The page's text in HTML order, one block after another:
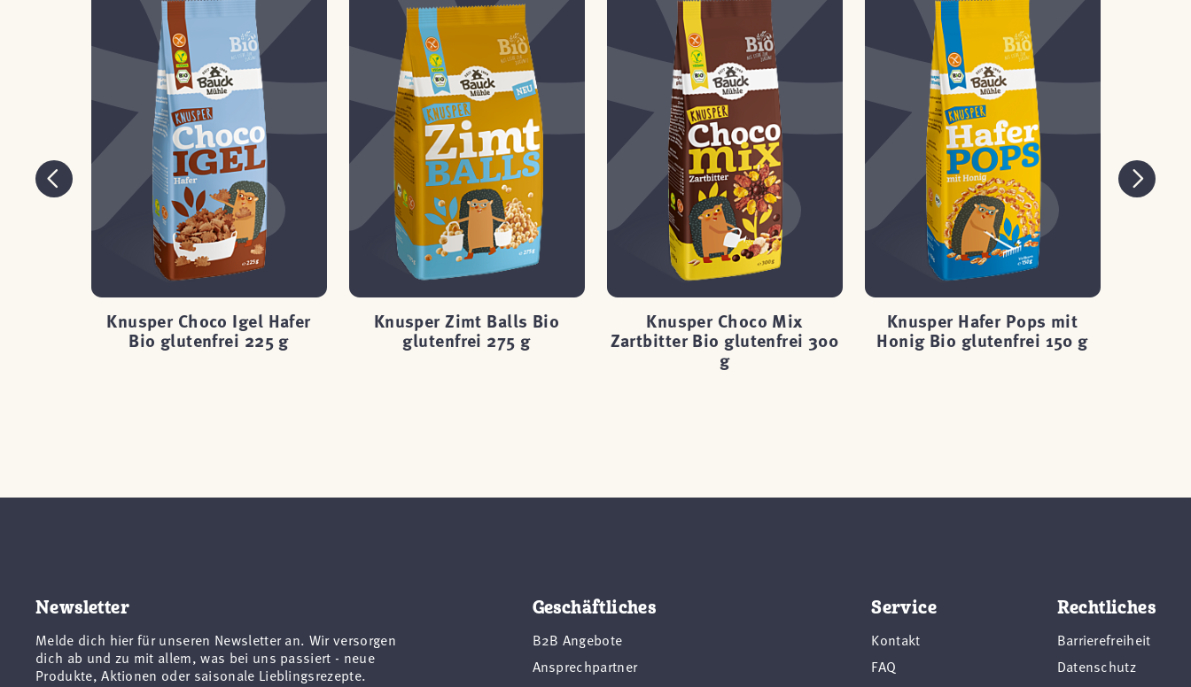
Knusper Choco Igel Hafer
Bio glutenfrei 225 g
Knusper Zimt Balls Bio
glutenfrei 275 g
Knusper Choco Mix
Zartbitter Bio glutenfrei 300
g
Knusper Hafer Pops mit
Honig Bio glutenfrei 150 g
Newsletter
Melde dich hier für unseren Newsletter an. Wir versorgen
dich ab und zu mit allem, was bei uns passiert - neue
Produkte, Aktionen oder saisonale Lieblingsrezepte.
Geschäftliches
B2B Angebote
Ansprechpartner
Service
Kontakt
FAQ
Rechtliches
Barrierefreiheit
Datenschutz